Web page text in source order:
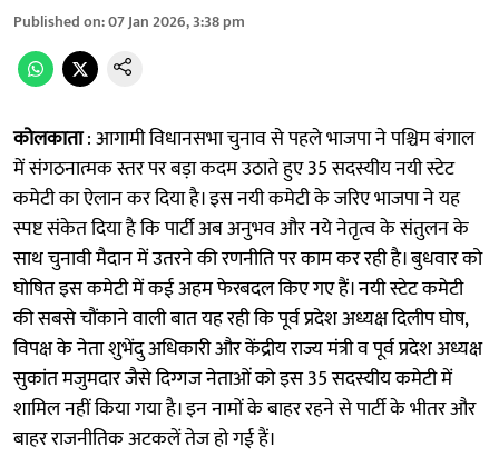
Published on:07 Jan 2026, 3:38 pm
कोलकाता: आगामी विधानसभा चुनाव से पहले भाजपा ने पश्चिम बंगाल
में संगठनात्मक स्तर पर बड़ा कदम उठाते हुए 35 सदस्यीय नयी स्टेट
कमेटी का ऐलान कर दिया है। इस नयी कमेटी के जरिए भाजपा ने यह
स्पष्ट संकेत दिया है कि पार्टी अब अनुभव और नये नेतृत्व के संतुलन के
साथ चुनावी मैदान में उतरने की रणनीति पर काम कर रही है। बुधवार को
घोषित इस कमेटी में कई अहम फेरबदल किए गए हैं। नयी स्टेट कमेटी
की सबसे चौंकाने वाली बात यह रही कि पूर्व प्रदेश अध्यक्ष दिलीप घोष,
विपक्ष के नेता शुभेंदु अधिकारी और केंद्रीय राज्य मंत्री व पूर्व प्रदेश अध्यक्ष
सुकांत मजुमदार जैसे दिग्गज नेताओं को इस 35 सदस्यीय कमेटी में
शामिल नहीं किया गया है। इन नामों के बाहर रहने से पार्टी के भीतर और
बाहर राजनीतिक अटकलें तेज हो गई हैं।